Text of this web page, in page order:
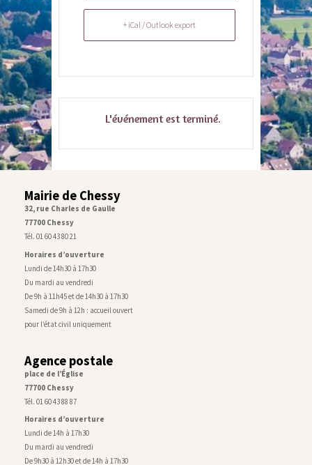
+ iCal / Outlook export
L'événement est terminé.
Mairie de Chessy
32, rue Charles de Gaulle
77700 Chessy
Tél. 01 60 43 80 21
Horaires d’ouverture
Lundi de 14h30 à 17h30
Du mardi au vendredi
De 9h à 11h45 et de 14h30 à 17h30
Samedi de 9h à 12h : accueil ouvert
pour l’état civil uniquement
Agence postale
place de l’Église
77700 Chessy
Tél. 01 60 43 88 87
Horaires d’ouverture
Lundi de 14h à 17h30
Du mardi au vendredi
De 9h30 à 12h30 et de 14h à 17h30